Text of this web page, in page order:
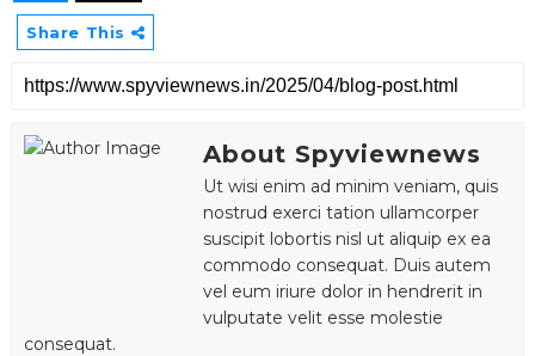
Share This
About Spyviewnews
Ut wisi enim ad minim veniam, quis
nostrud exerci tation ullamcorper
suscipit lobortis nisl ut aliquip ex ea
commodo consequat. Duis autem
vel eum iriure dolor in hendrerit in
vulputate velit esse molestie
consequat.